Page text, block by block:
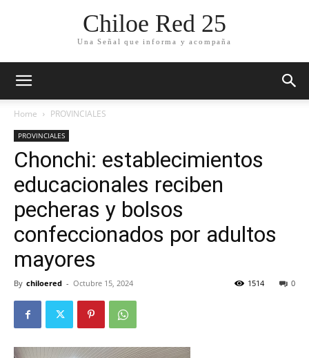
Chiloe Red 25
Una Señal que informa y acompaña
Home PROVINCIALES
PROVINCIALES
Chonchi: establecimientos
educacionales reciben
pecheras y bolsos
confeccionados por adultos
mayores
By chiloered - Octubre 15, 2024 0
1514